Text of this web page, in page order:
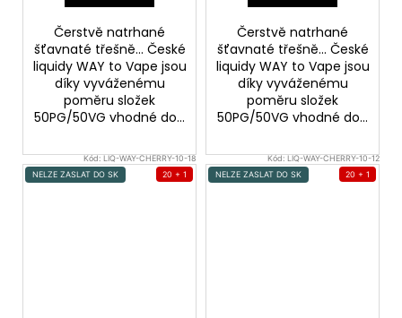
Čerstvě natrhané
šťavnaté třešně... České
liquidy WAY to Vape jsou
díky vyváženému
poměru složek
50PG/50VG vhodné do...
Čerstvě natrhané
šťavnaté třešně... České
liquidy WAY to Vape jsou
díky vyváženému
poměru složek
50PG/50VG vhodné do...
Kód:LIQ-WAY-CHERRY-10-18
NELZE ZASLAT DO SK
20 + 1
Kód:LIQ-WAY-CHERRY-10-12
NELZE ZASLAT DO SK
20 + 1